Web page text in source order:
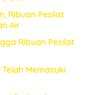
Ribuan Pesilat
Air
Ribuan Pesilat
Memasuki